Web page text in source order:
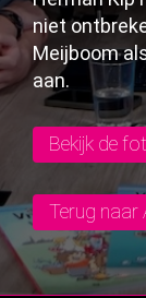
niet
Meijboom
aan.
Bekijk de
Terug naar